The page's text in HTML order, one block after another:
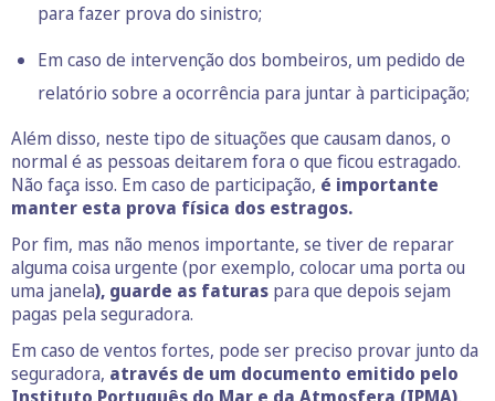
para fazer prova do sinistro;
Em caso de intervenção dos bombeiros, um pedido de
relatório sobre a ocorrência para juntar à participação;
Além disso, neste tipo de situações que causam danos, o
normal é as pessoas deitarem fora o que ficou estragado.
Não faça isso. Em caso de participação, é importante
manter esta prova física dos estragos.
Por fim, mas não menos importante, se tiver de reparar
alguma coisa urgente (por exemplo, colocar uma porta ou
uma janela), guarde as faturas para que depois sejam
pagas pela seguradora.
Em caso de ventos fortes, pode ser preciso provar junto da
seguradora, através de um documento emitido pelo